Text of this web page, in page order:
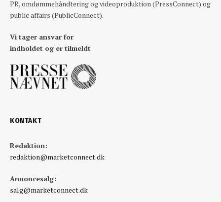
PR, omdømmehåndtering og videoproduktion (PressConnect) og
public affairs (PublicConnect).
Vi tager ansvar for
indholdet og er tilmeldt
KONTAKT
Redaktion:
redaktion@marketconnect.dk
Annoncesalg:
salg@marketconnect.dk